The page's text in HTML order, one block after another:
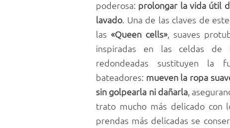
poderosa: prolongar la vida útil
lavado. Una de las claves de
las «Queen cells», suaves
inspiradas en las celdas de
redondeadas sustituyen la
bateadores: mueven la ropa
sin golpearla ni dañarla,
trato mucho más delicado con
prendas más delicadas se